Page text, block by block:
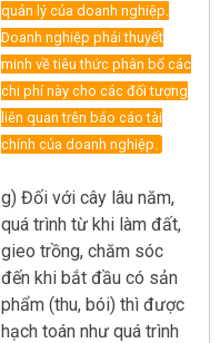
quản lý của doanh nghiệp.
Doanh nghiệp phải thuyết
minh về tiêu thức phân bổ các
chi phí này cho các đối tượng
liên quan trên báo cáo tài
chính của doanh nghiệp.
g) Đối với cây lâu năm,
quá trình từ khi làm đất,
gieo trồng, chăm sóc
đến khi bắt đầu có sản
phẩm (thu, bói) thì được
hạch toán như quá trình